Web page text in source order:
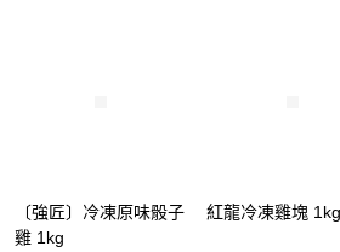
〔強匠〕冷凍原味骰子
雞 1kg
紅龍冷凍雞塊 1kg